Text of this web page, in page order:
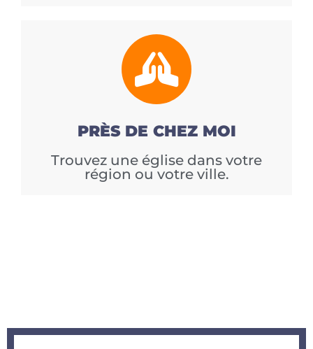
PRÈS DE CHEZ MOI
Trouvez une église dans votre
région ou votre ville.